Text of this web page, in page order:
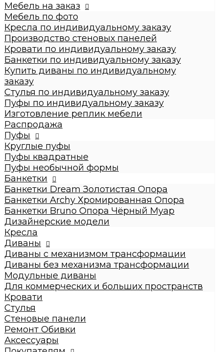
Производство стеновых панелей
Кровати по индивидуальному заказу
Банкетки по индивидуальному заказу
Купить диваны по индивидуальному заказу
Стулья по индивидуальному заказу
Пуфы по индивидуальному заказу
Пуфы
Круглые пуфы
Большие 60x60x50см
Средние 43x43x45см
Малые круглые 35x35x42см
Пуфы квадратные
Dream
Archy
Другие модели (с принтом, букле,
антивандальные, кожзам и т.п.)
Пуфы необычной формы
Банкетки
Банкетки Dream Золотистая Опора
Банкетки Archy Хромированная Опора
Банкетки Bruno Опора Чёрный Муар
Дизайнерские модели
Кресла
Диваны
Диваны с механизмом трансформации
Диваны без механизма трансформации
Модульные диваны
Для коммерческих и больших пространств
Кровати
Детские кровати
Кровати взрослые
Стулья
Мебель на заказ
Мебель по фото
Кресла по индивидуальному заказу
Производство стеновых панелей
Кровати по индивидуальному заказу
Банкетки по индивидуальному заказу
Купить диваны по индивидуальному
заказу
Стулья по индивидуальному заказу
Пуфы по индивидуальному заказу
Изготовление реплик мебели
Распродажа
Пуфы
Круглые пуфы
Пуфы квадратные
Пуфы необычной формы
Банкетки
Банкетки Dream Золотистая Опора
Банкетки Archy Хромированная Опора
Банкетки Bruno Опора Чёрный Муар
Дизайнерские модели
Кресла
Диваны
Диваны с механизмом трансформации
Диваны без механизма трансформации
Модульные диваны
Для коммерческих и больших пространств
Кровати
Стулья
Стеновые панели
Ремонт Обивки
Аксессуары